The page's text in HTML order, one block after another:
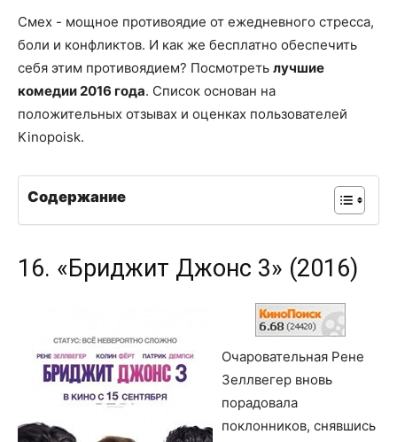
Смех - мощное противоядие от ежедневного стресса,
боли и конфликтов. И как же бесплатно обеспечить
себя этим противоядием? Посмотреть лучшие
комедии 2016 года. Список основан на
положительных отзывах и оценках пользователей
Kinopoisk.
Содержание
16. «Бриджит Джонс 3» (2016)
Очаровательная Рене
Зеллвегер вновь
порадовала
поклонников, снявшись